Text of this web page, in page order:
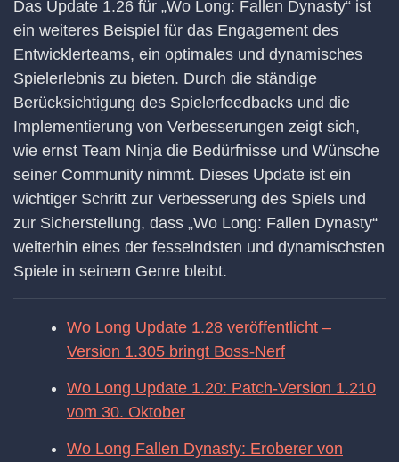
Das Update 1.26 für „Wo Long: Fallen Dynasty“ ist
ein weiteres Beispiel für das Engagement des
Entwicklerteams, ein optimales und dynamisches
Spielerlebnis zu bieten. Durch die ständige
Berücksichtigung des Spielerfeedbacks und die
Implementierung von Verbesserungen zeigt sich,
wie ernst Team Ninja die Bedürfnisse und Wünsche
seiner Community nimmt. Dieses Update ist ein
wichtiger Schritt zur Verbesserung des Spiels und
zur Sicherstellung, dass „Wo Long: Fallen Dynasty“
weiterhin eines der fesselndsten und dynamischsten
Spiele in seinem Genre bleibt.
Wo Long Update 1.28 veröffentlicht –
Version 1.305 bringt Boss-Nerf
Wo Long Update 1.20: Patch-Version 1.210
vom 30. Oktober
Wo Long Fallen Dynasty: Eroberer von